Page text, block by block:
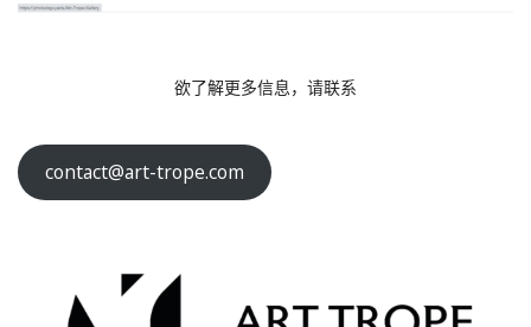
欲了解更多信息，请联系
contact@art-trope.com